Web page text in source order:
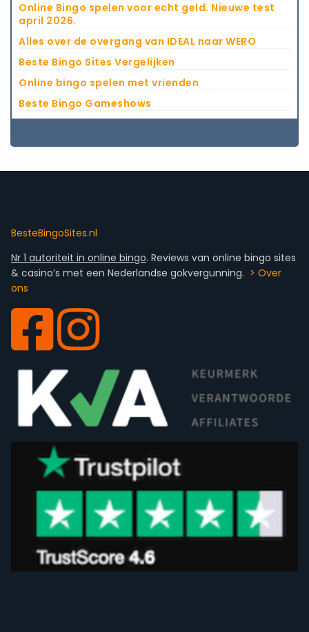
Online Bingo spelen voor echt geld. Nieuwe test
april 2026.
Alles over de overgang van IDEAL naar WERO
Beste Bingo Sites Vergelijken
Online bingo spelen met vrienden
Beste Bingo Gameshows
BesteBingoSites.nl
Nr 1 autoriteit in online bingo. Reviews van online bingo sites
& casino’s met een Nederlandse gokvergunning. > Over
ons